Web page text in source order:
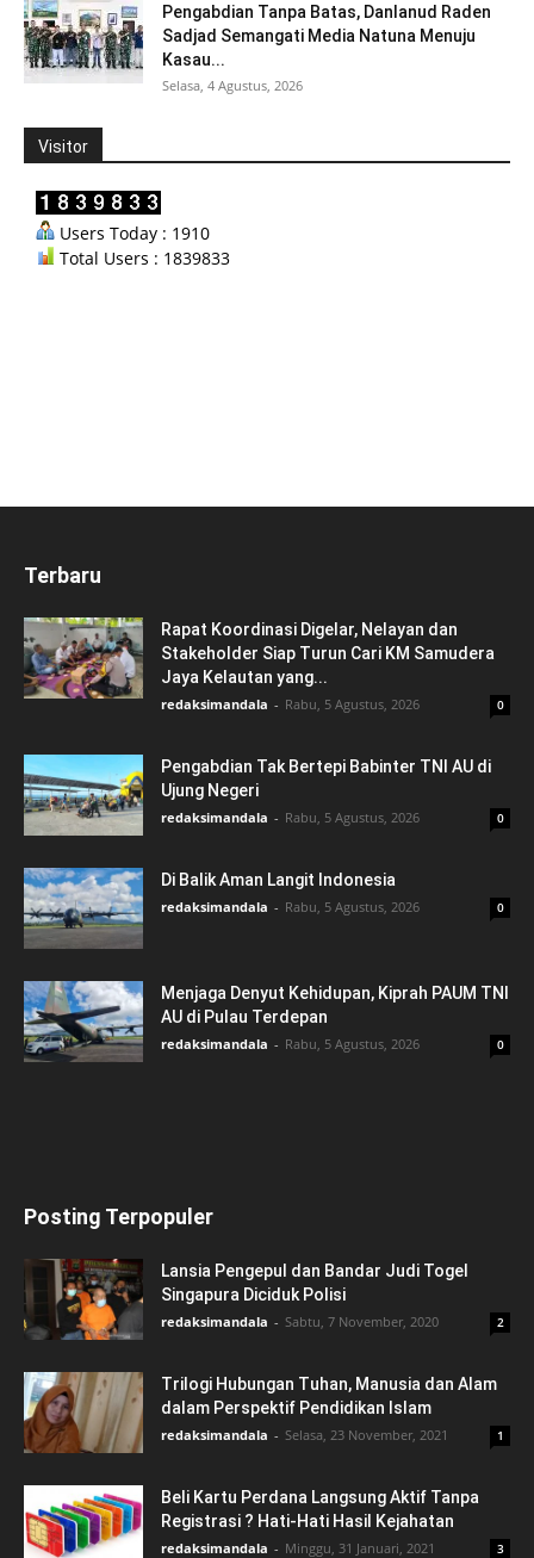
Pengabdian Tanpa Batas, Danlanud Raden
Sadjad Semangati Media Natuna Menuju
Kasau...
Selasa, 4 Agustus, 2026
Visitor
Users Today : 1910
Total Users : 1839833
Terbaru
Rapat Koordinasi Digelar, Nelayan dan
Stakeholder Siap Turun Cari KM Samudera
Jaya Kelautan yang...
redaksimandala - Rabu, 5 Agustus, 2026 0
Pengabdian Tak Bertepi Babinter TNI AU di
Ujung Negeri
redaksimandala - Rabu, 5 Agustus, 2026 0
Di Balik Aman Langit Indonesia
redaksimandala - Rabu, 5 Agustus, 2026 0
Menjaga Denyut Kehidupan, Kiprah PAUM TNI
AU di Pulau Terdepan
redaksimandala - Rabu, 5 Agustus, 2026 0
Posting Terpopuler
Lansia Pengepul dan Bandar Judi Togel
Singapura Diciduk Polisi
redaksimandala - Sabtu, 7 November, 2020 2
Trilogi Hubungan Tuhan, Manusia dan Alam
dalam Perspektif Pendidikan Islam
redaksimandala - Selasa, 23 November, 2021 1
Beli Kartu Perdana Langsung Aktif Tanpa
Registrasi ? Hati-Hati Hasil Kejahatan
redaksimandala - Minggu, 31 Januari, 2021 3